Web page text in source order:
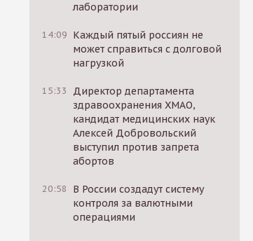
лаборатории
14:09 Каждый пятый россиян не
может справиться с долговой
нагрузкой
15:33
Директор департамента
здравоохранения ХМАО,
кандидат медицинских наук
Алексей Добровольский
выступил против запрета
абортов
20:58
В России создадут систему
контроля за валютными
операциями